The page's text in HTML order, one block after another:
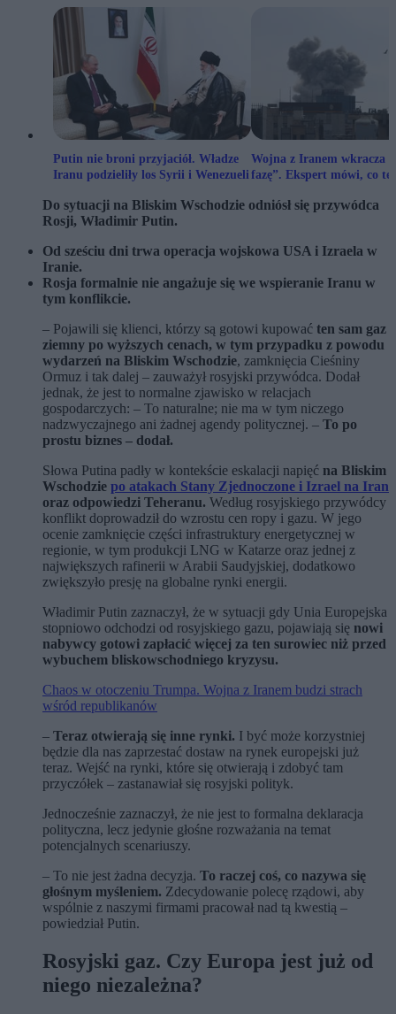
Putin nie broni przyjaciół. Władze
Iranu podzieliły los Syrii i Wenezueli
Wojna z Iranem wkracza
fazę”. Ekspert mówi, co
Do sytuacji na Bliskim Wschodzie odniósł się przywódca
Rosji, Władimir Putin.
Od sześciu dni trwa operacja wojskowa USA i Izraela w
Iranie.
Rosja formalnie nie angażuje się we wspieranie Iranu w
tym konflikcie.
– Pojawili się klienci, którzy są gotowi kupować ten sam gaz
ziemny po wyższych cenach, w tym przypadku z powodu
wydarzeń na Bliskim Wschodzie, zamknięcia Cieśniny
Ormuz i tak dalej – zauważył rosyjski przywódca. Dodał
jednak, że jest to normalne zjawisko w relacjach
gospodarczych: – To naturalne; nie ma w tym niczego
nadzwyczajnego ani żadnej agendy politycznej. – To po
prostu biznes – dodał.
Słowa Putina padły w kontekście eskalacji napięć na Bliskim
Wschodzie po atakach Stany Zjednoczone i Izrael na Iran
oraz odpowiedzi Teheranu. Według rosyjskiego przywódcy
konflikt doprowadził do wzrostu cen ropy i gazu. W jego
ocenie zamknięcie części infrastruktury energetycznej w
regionie, w tym produkcji LNG w Katarze oraz jednej z
największych rafinerii w Arabii Saudyjskiej, dodatkowo
zwiększyło presję na globalne rynki energii.
Władimir Putin zaznaczył, że w sytuacji gdy Unia Europejska
stopniowo odchodzi od rosyjskiego gazu, pojawiają się nowi
nabywcy gotowi zapłacić więcej za ten surowiec niż przed
wybuchem bliskowschodniego kryzysu.
Chaos w otoczeniu Trumpa. Wojna z Iranem budzi strach
wśród republikanów
– Teraz otwierają się inne rynki. I być może korzystniej
będzie dla nas zaprzestać dostaw na rynek europejski już
teraz. Wejść na rynki, które się otwierają i zdobyć tam
przyczółek – zastanawiał się rosyjski polityk.
Jednocześnie zaznaczył, że nie jest to formalna deklaracja
polityczna, lecz jedynie głośne rozważania na temat
potencjalnych scenariuszy.
– To nie jest żadna decyzja. To raczej coś, co nazywa się
głośnym myśleniem. Zdecydowanie polecę rządowi, aby
wspólnie z naszymi firmami pracował nad tą kwestią –
powiedział Putin.
Rosyjski gaz. Czy Europa jest już od
niego niezależna?